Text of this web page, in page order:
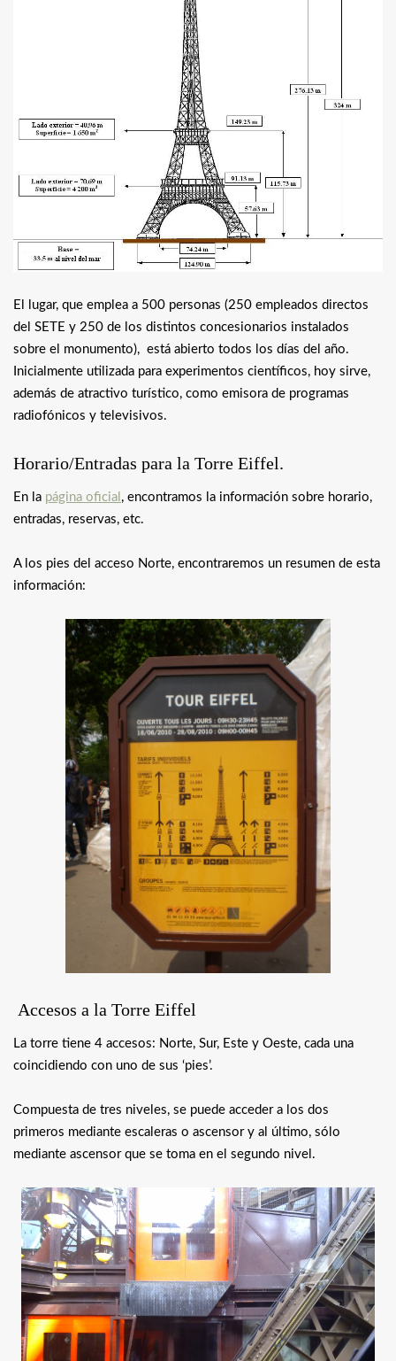
El lugar, que emplea a 500 personas (250 empleados directos
del SETE y 250 de los distintos concesionarios instalados
sobre el monumento), está abierto todos los días del año.
Inicialmente utilizada para experimentos científicos, hoy sirve,
además de atractivo turístico, como emisora de programas
radiofónicos y televisivos.
Horario/Entradas para la Torre Eiffel.
En la página oficial , encontramos la información sobre horario,
entradas, reservas, etc.
A los pies del acceso Norte, encontraremos un resumen de esta
información:
Accesos a la Torre Eiffel
La torre tiene 4 accesos: Norte, Sur, Este y Oeste, cada una
coincidiendo con uno de sus ‘pies’.
Compuesta de tres niveles, se puede acceder a los dos
primeros mediante escaleras o ascensor y al último, sólo
mediante ascensor que se toma en el segundo nivel.